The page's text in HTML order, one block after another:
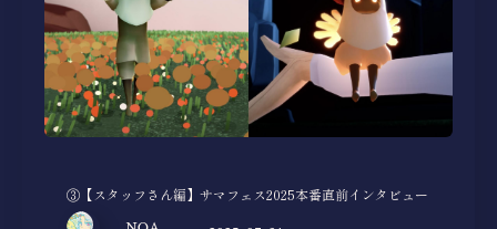
③【スタッフさん編】サマフェス2025本番直前インタビュー